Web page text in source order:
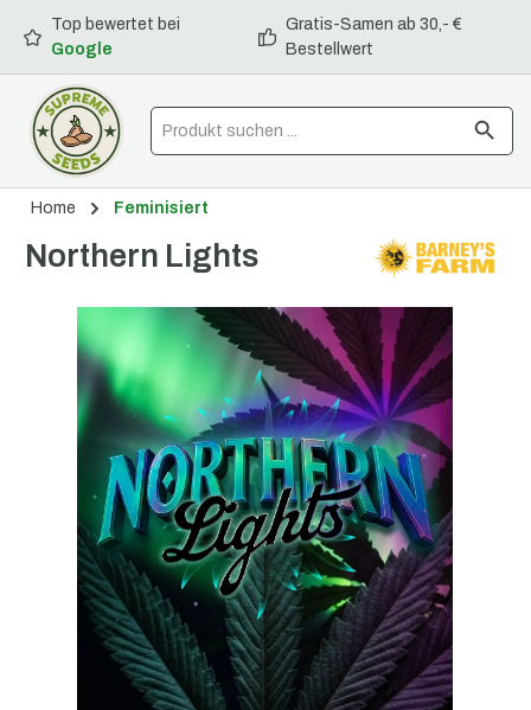
springen
Top bewertet bei
Google
Gratis-Samen ab 30,- €
Bestellwert
Home Feminisiert
Northern Lights
Bildergalerie überspringen